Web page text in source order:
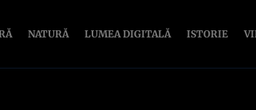
NATURĂ LUMEA DIGITALĂ ISTORIE